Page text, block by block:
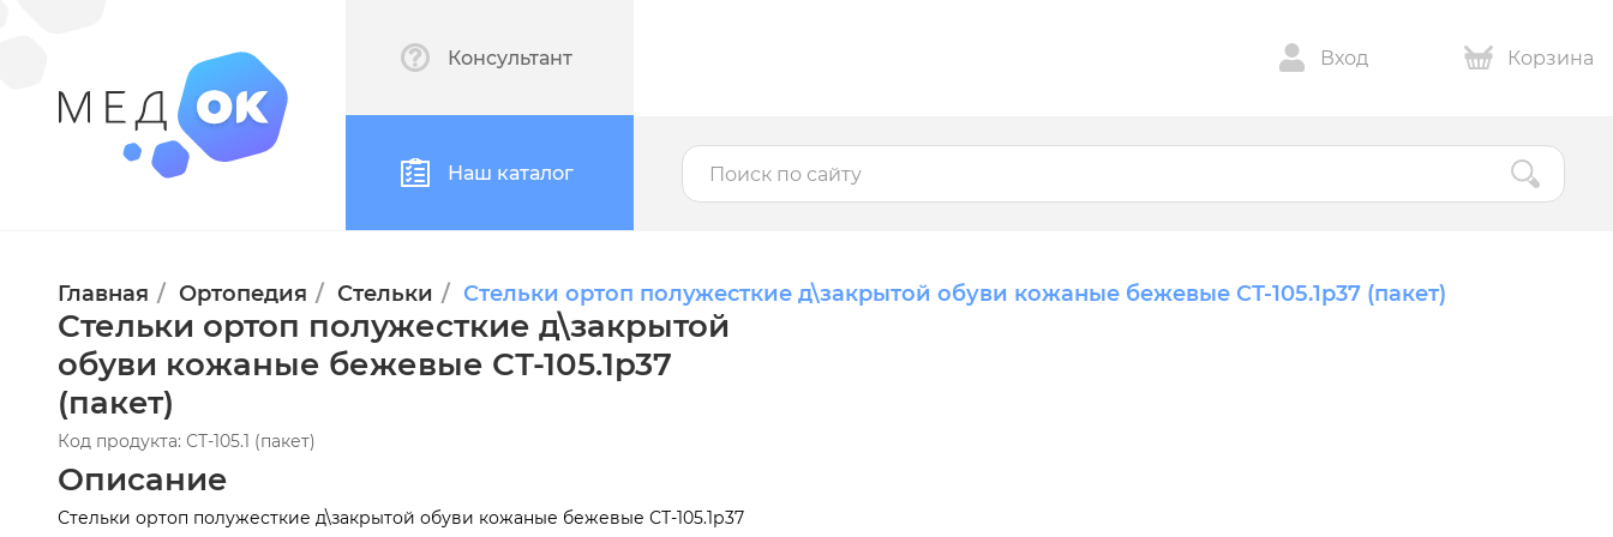
Консультант
Наш каталог
Вход Корзина
Главная Ортопедия Стельки Стельки ортоп полужесткие д\закрытой обуви кожаные бежевые СТ-105.1р37 (пакет)
Стельки ортоп полужесткие д\закрытой
обуви кожаные бежевые СТ-105.1р37
(пакет)
Код продукта: СТ-105.1 (пакет)
Описание
Стельки ортоп полужесткие д\закрытой обуви кожаные бежевые СТ-105.1р37